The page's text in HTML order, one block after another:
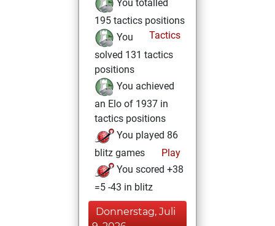
You totalled
195 tactics positions
Tactics
You
solved 131 tactics
positions
You achieved
an Elo of 1937 in
tactics positions
You played 86
blitz games
Play
You scored +38
=5 -43 in blitz
Donnerstag, Juli